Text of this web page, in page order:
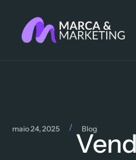
maio 24, 2025 / Blog